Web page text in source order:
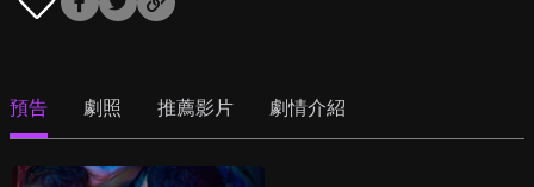
預告 劇照 推薦影片 劇情介紹